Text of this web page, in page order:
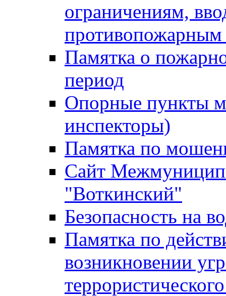
ограничениям,
Памятка о
период
Опорные пункты
инспекторы)
Памятка по
Сайт
"Воткинский"
Безопасность на
Памятка по
возникновении